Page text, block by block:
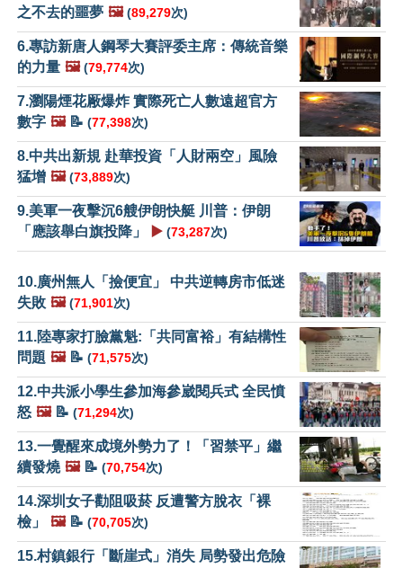
之不去的噩夢 🖼️ (89,279次)
6.專訪新唐人鋼琴大賽評委主席：傳統音樂
的力量 🖼️ (79,774次)
7.瀏陽煙花厰爆炸 實際死亡人數遠超官方
數字 🖼️📝 (77,398次)
8.中共出新規 赴華投資「人財兩空」風險
猛增 🖼️ (73,889次)
9.美軍一夜擊沉6艘伊朗快艇 川普：伊朗
「應該舉白旗投降」
▶️ (73,287次)
10.廣州無人「撿便宜」 中共逆轉房市低迷
失敗 🖼️ (71,901次)
11.陸專家打臉黨魁:「共同富裕」有結構性
問題 🖼️📝 (71,575次)
12.中共派小學生參加海參崴閱兵式 全民憤
怒 🖼️📝 (71,294次)
13.一覺醒來成境外勢力了！「習禁平」繼
續發燒 🖼️📝 (70,754次)
14.深圳女子勸阻吸菸 反遭警方脫衣「裸
檢」
🖼️📝 (70,705次)
15.村鎮銀行「斷崖式」消失 局勢發出危險